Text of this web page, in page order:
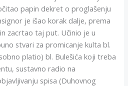
papin dekret o proglašenju
je išao korak dalje, prema
zacrtao taj put. Učinio je u
stvari za promicanje kulta bl.
platio) bl. Bulešića koji treba
sustavno radio na
spisa (Duhovnog